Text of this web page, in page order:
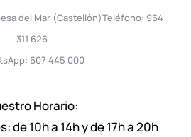
del Mar (Castellón)Teléfono: 964
311 626
607 445 000
Horario:
de 10h a 14h y de 17h a 20h